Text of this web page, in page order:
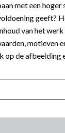
met een hoger
geeft?
van het werk
motieven
op de afbeelding